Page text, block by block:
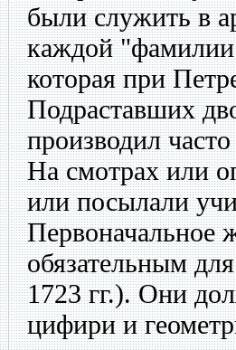
были служить в
каждой
которая при
Подраставших
производил
На смотрах или
или посылали
Первоначальное
обязательным
1723 гг.). Они
цифири и